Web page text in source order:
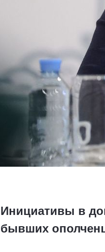
Инициативы в
бывших